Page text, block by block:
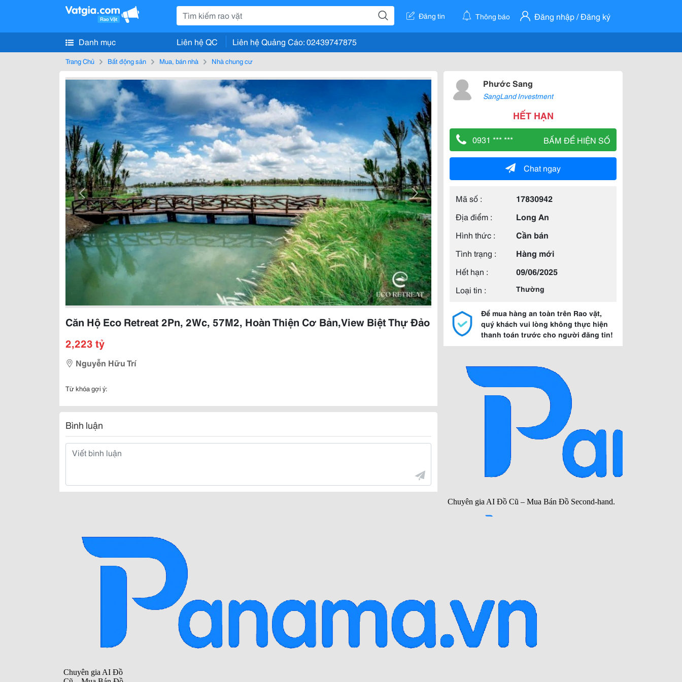
Đăng tin Thông báo Đăng nhập / Đăng ký
Danh mục Liên hệ QC Liên hệ Quảng Cáo: 02439747875
Trang Chủ Bất động sản Mua, bán nhà Nhà chung cư
Căn Hộ Eco Retreat 2Pn, 2Wc, 57M2, Hoàn Thiện Cơ Bản,View Biệt Thự Đảo
2,223 tỷ
Nguyễn Hữu Trí
Từ khóa gợi ý:
Bình luận
Phước Sang
SangLand Investment
HẾT HẠN
0931 *** *** BẤM ĐỂ HIỆN SỐ
Chat ngay
Mã số :
17830942
Địa điểm :
Long An
Hình thức :
Cần bán
Tình trạng :
Hàng mới
Hết hạn :
09/06/2025
Loại tin :
Thường
Để mua hàng an toàn trên Rao vặt,
quý khách vui lòng không thực hiện
thanh toán trước cho người đăng tin!